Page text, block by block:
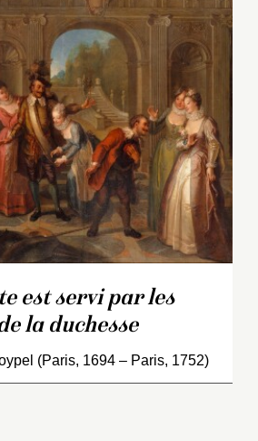
est servi par les
la duchesse
(Paris, 1694 – Paris, 1752)